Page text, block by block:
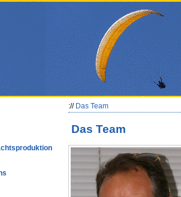
:// Das Team
Das Team